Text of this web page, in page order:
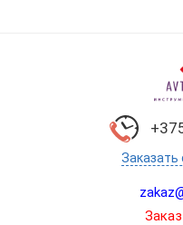
Заказать